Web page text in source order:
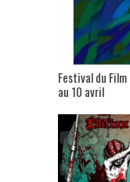
Festival du
au 10 avril